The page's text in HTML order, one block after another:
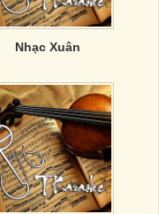
Nhạc Xuân